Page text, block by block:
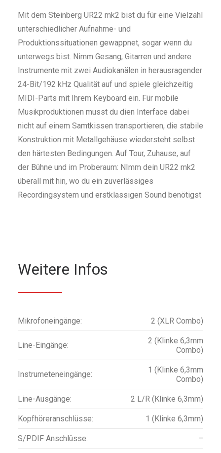
Mit dem Steinberg UR22 mk2 bist du für eine Vielzahl
unterschiedlicher Aufnahme- und
Produktionssituationen gewappnet, sogar wenn du
unterwegs bist. Nimm Gesang, Gitarren und andere
Instrumente mit zwei Audiokanälen in herausragender
24-Bit/192 kHz Qualität auf und spiele gleichzeitig
MIDI-Parts mit Ihrem Keyboard ein. Für mobile
Musikproduktionen musst du dien Interface dabei
nicht auf einem Samtkissen transportieren, die stabile
Konstruktion mit Metallgehäuse wiedersteht selbst
den härtesten Bedingungen. Auf Tour, Zuhause, auf
der Bühne und im Proberaum: NImm dein UR22 mk2
überall mit hin, wo du ein zuverlässiges
Recordingsystem und erstklassigen Sound benötigst
Weitere Infos
Mikrofoneingänge: 2 (XLR Combo)
Line-Eingänge:
2 (Klinke 6,3mm
Combo)
Instrumeteneingänge:
1 (Klinke 6,3mm
Combo)
Line-Ausgänge: 2 L/R (Klinke 6,3mm)
Kopfhöreranschlüsse: 1 (Klinke 6,3mm)
S/PDIF Anschlüsse: –